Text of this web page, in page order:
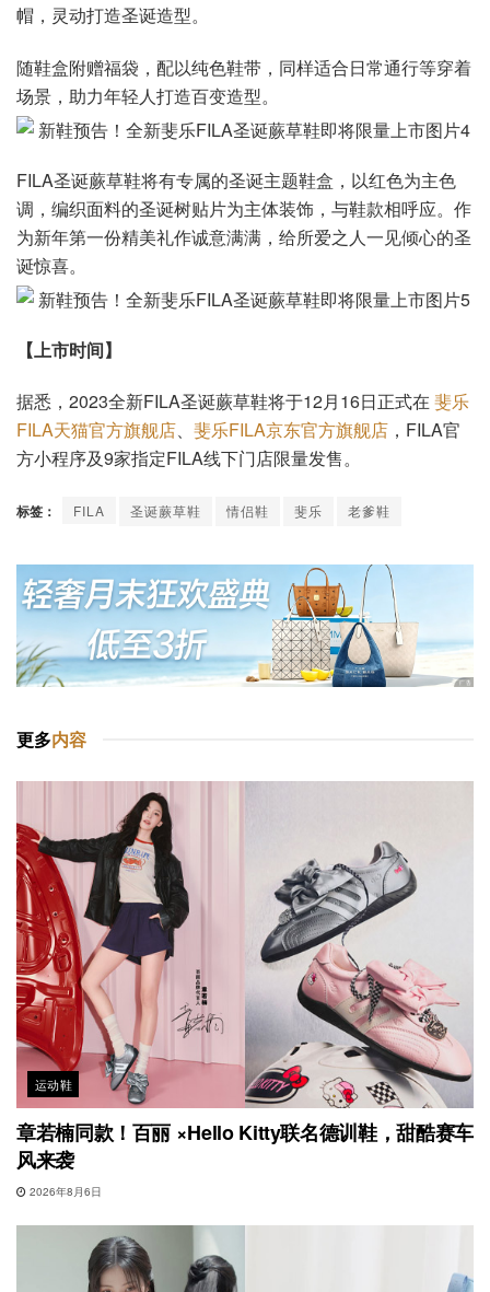
帽，灵动打造圣诞造型。
随鞋盒附赠福袋，配以纯色鞋带，同样适合日常通行等穿着
场景，助力年轻人打造百变造型。
FILA圣诞蕨草鞋将有专属的圣诞主题鞋盒，以红色为主色
调，编织面料的圣诞树贴片为主体装饰，与鞋款相呼应。作
为新年第一份精美礼作诚意满满，给所爱之人一见倾心的圣
诞惊喜。
【上市时间】
据悉，2023全新FILA圣诞蕨草鞋将于12月16日正式在 斐乐
FILA天猫官方旗舰店、 斐乐FILA京东官方旗舰店 ，FILA官
方小程序及9家指定FILA线下门店限量发售。
标签： FILA 圣诞蕨草鞋 情侣鞋 斐乐 老爹鞋
更多内容
运动鞋
章若楠同款！百丽 ×Hello Kitty联名德训鞋，甜酷赛车
风来袭
2026年8月6日